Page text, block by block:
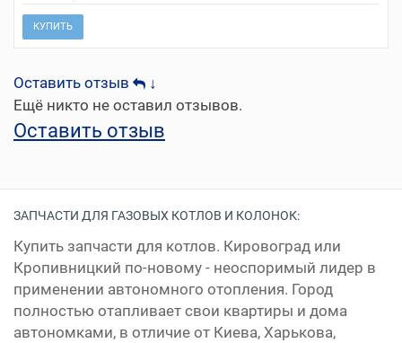
КУПИТЬ
Оставить отзыв
↓
Ещё никто не оставил отзывов.
Оставить отзыв
ЗАПЧАСТИ ДЛЯ ГАЗОВЫХ КОТЛОВ И КОЛОНОК:
Купить запчасти для котлов. Кировоград или
Кропивницкий по-новому - неоспоримый лидер в
применении автономного отопления. Город
полностью отапливает свои квартиры и дома
автономками, в отличие от Киева, Харькова,